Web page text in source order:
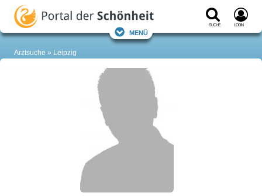
Suche Login
Menü
Arztsuche Leipzig